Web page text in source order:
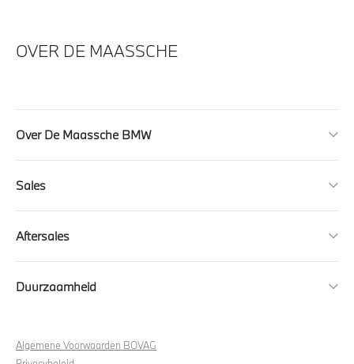
OVER DE MAASSCHE
Over De Maassche BMW
Sales
Aftersales
Duurzaamheid
Algemene Voorwaarden BOVAG